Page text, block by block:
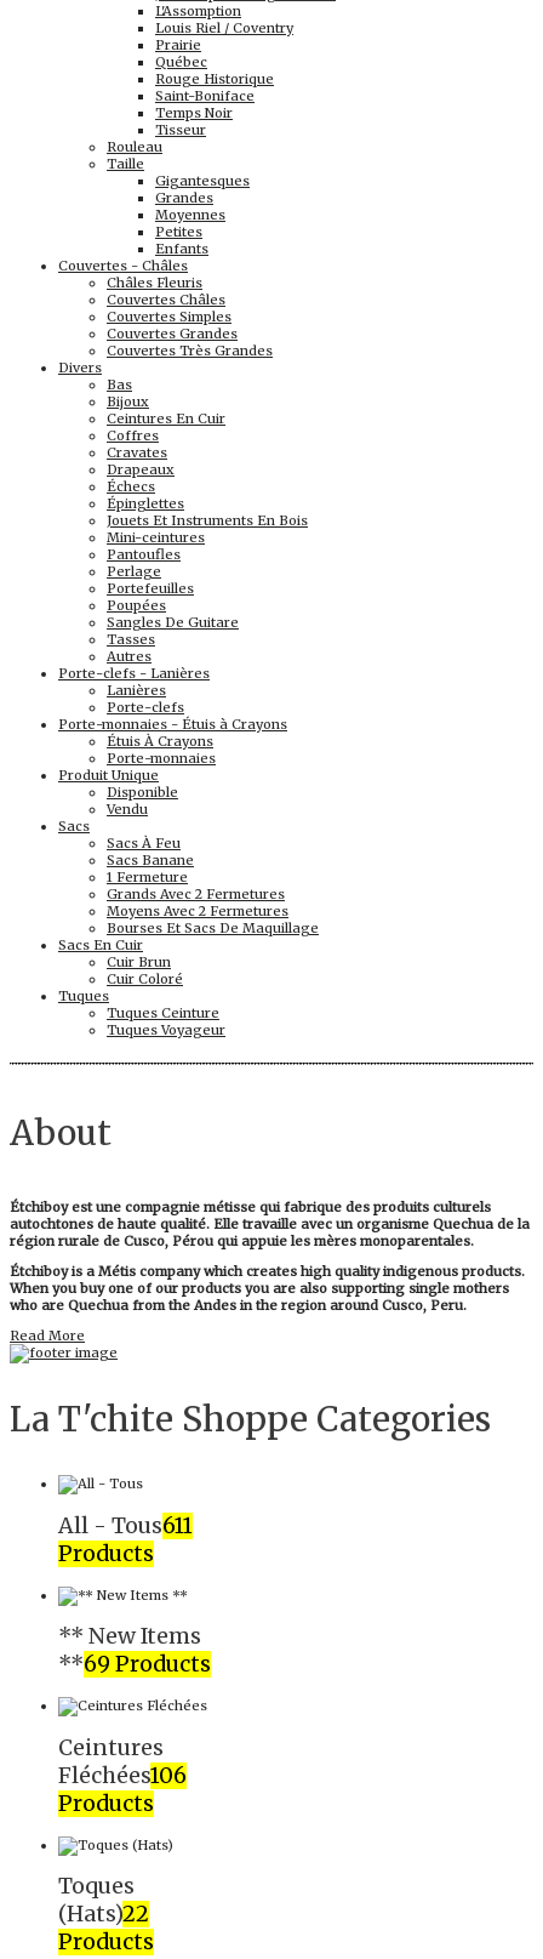
L'Assomption
Louis Riel / Coventry
Prairie
Québec
Rouge Historique
Saint-Boniface
Temps Noir
Tisseur
Rouleau
Taille
Gigantesques
Grandes
Moyennes
Petites
Enfants
Couvertes - Châles
Châles Fleuris
Couvertes Châles
Couvertes Simples
Couvertes Grandes
Couvertes Très Grandes
Divers
Bas
Bijoux
Ceintures En Cuir
Coffres
Cravates
Drapeaux
Échecs
Épinglettes
Jouets Et Instruments En Bois
Mini-ceintures
Pantoufles
Perlage
Portefeuilles
Poupées
Sangles De Guitare
Tasses
Autres
Porte-clefs - Lanières
Lanières
Porte-clefs
Porte-monnaies - Étuis à Crayons
Étuis À Crayons
Porte-monnaies
Produit Unique
Disponible
Vendu
Sacs
Sacs À Feu
Sacs Banane
1 Fermeture
Grands Avec 2 Fermetures
Moyens Avec 2 Fermetures
Bourses Et Sacs De Maquillage
Sacs En Cuir
Cuir Brun
Cuir Coloré
Tuques
Tuques Ceinture
Tuques Voyageur
About
Étchiboy est une compagnie métisse qui fabrique des produits culturels
autochtones de haute qualité. Elle travaille avec un organisme Quechua de la
région rurale de Cusco, Pérou qui appuie les mères monoparentales.
Étchiboy is a Métis company which creates high quality indigenous products.
When you buy one of our products you are also supporting single mothers
who are Quechua from the Andes in the region around Cusco, Peru.
Read More
La T'chite Shoppe Categories​
All - Tous611
Products
** New Items
**69 Products
Ceintures
Fléchées106
Products
Toques
(Hats)22
Products